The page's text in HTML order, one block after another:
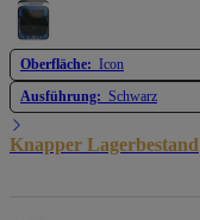
Oberfläche: Icon
Ausführung: Schwarz
Knapper Lagerbestand